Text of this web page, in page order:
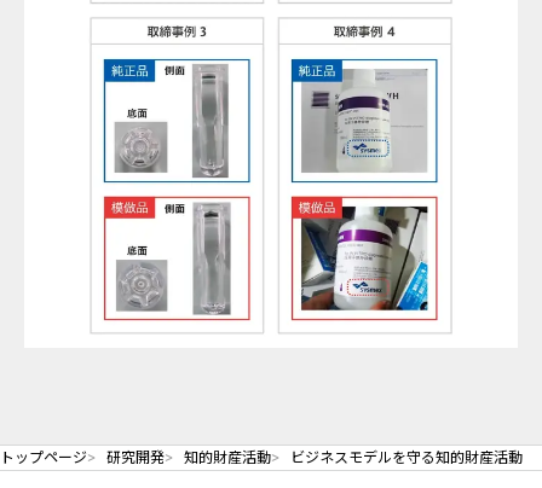
トップページ 研究開発 知的財産活動 ビジネスモデルを守る知的財産活動